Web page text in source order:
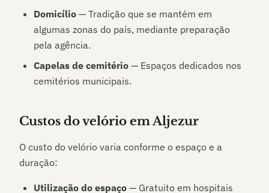
Domicílio — Tradição que se mantém em
algumas zonas do país, mediante preparação
pela agência.
Capelas de cemitério — Espaços dedicados nos
cemitérios municipais.
Custos do velório emAljezur
O custo do velório varia conforme o espaço e a
duração:
Utilização do espaço — Gratuito em hospitais